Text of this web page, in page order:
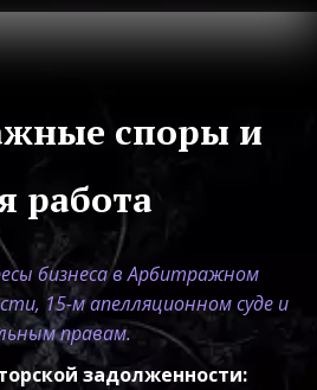
споры и
работа
бизнеса в Арбитражном
15-м апелляционном суде и
правам.
задолженности: